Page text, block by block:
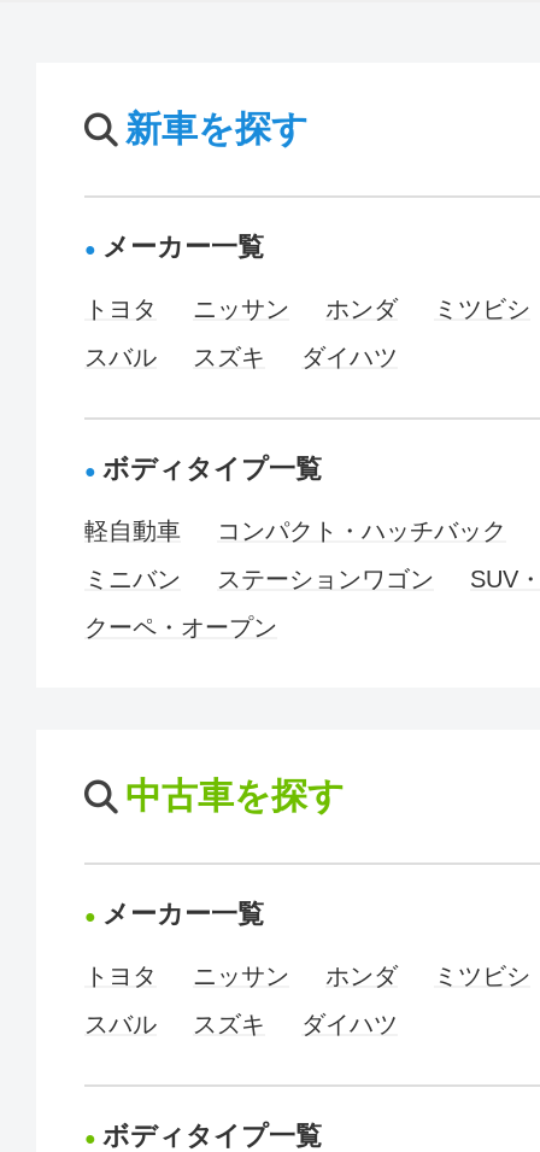
新車を探す
メーカー一覧
トヨタ ニッサン ホンダ
ミツビシ
スバル
スズキ ダイハツ
ボディタイプ一覧
軽自動車
コンパクト・ハッチバック
ミニバン
ステーションワゴン
SUV
クーペ・オープン
中古車を探す
メーカー一覧
トヨタ ニッサン ホンダ
ミツビシ
スバル
スズキ ダイハツ
ボディタイプ一覧